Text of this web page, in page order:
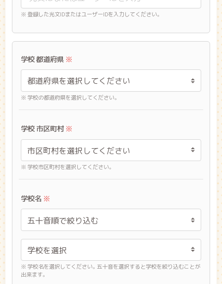
※ 登録した光文IDまたはユーザーIDを入力してください。
学校 都道府県※
※ 学校の都道府県を選択してください。
学校 市区町村※
※ 学校市区町村を選択してください。
学校名 ※
※ 学校名を選択してください。五十音を選択すると学校を絞り込むことが
出来ます。